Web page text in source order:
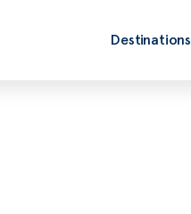
Destinations